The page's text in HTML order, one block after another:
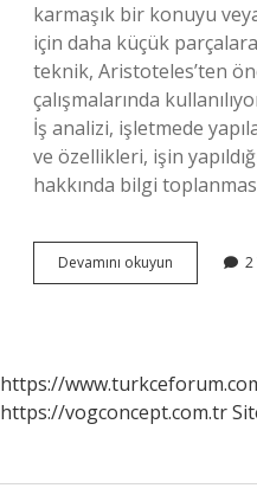
karmaşık bir konuyu
için daha küçük
teknik, Aristoteles’ten
çalışmalarında
İş analizi, işletmede
ve özellikleri, işin
hakkında bilgi
Devamını okuyun Çalışma
Örneği
2
https://
https://vogconcept.com.tr